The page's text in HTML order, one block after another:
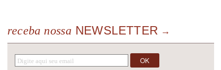
receba nossa NEWSLETTER